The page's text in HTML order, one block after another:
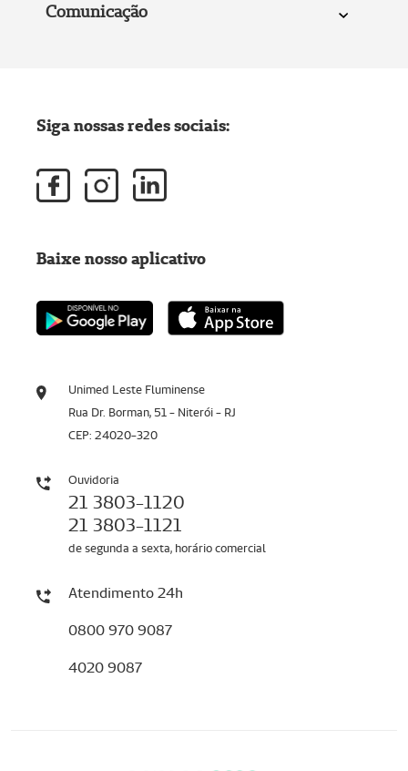
Comunicação
Unimed Leste Fluminense
Rua Dr. Borman, 51 - Niterói - RJ
CEP: 24020-320
Ouvidoria
21 3803-1120
21 3803-1121
de segunda a sexta, horário comercial
Atendimento 24h
0800 970 9087
4020 9087
Siga nossas redes sociais:
Baixe nosso aplicativo